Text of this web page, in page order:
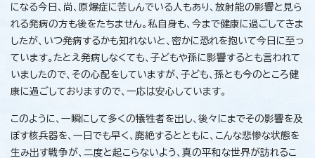
になる今日、尚、原爆症に苦しんでいる人もあり、放射能の影響と見ら
れる発病の方も後をたちません。私自身も、今まで健康に過ごしてきま
したが、いつ発病するかも知れないと、密かに恐れを抱いて今日に至っ
ています。たとえ発病しなくても、子どもや孫に影響するとも言われて
いましたので、その心配をしていますが、子ども、孫とも今のところ健
康に過ごしておりますので、一応は安心しています。
このように、一瞬にして多くの犠牲者を出し、後々にまでその影響を及
ぼす核兵器を、一日でも早く、廃絶するとともに、こんな悲惨な状態を
生み出す戦争が、二度と起こらないよう、真の平和な世界が訪れるこ